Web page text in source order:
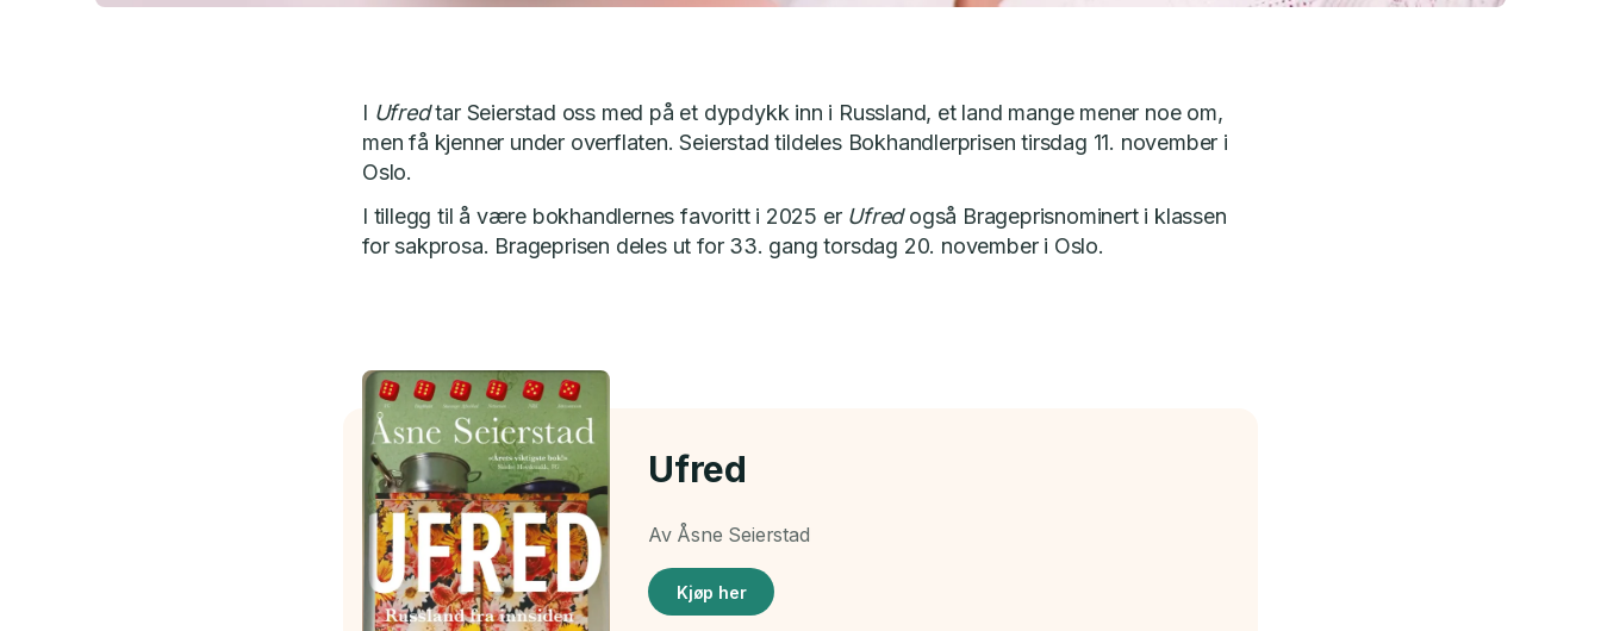
I Ufredtar Seierstad oss med på et dypdykk inn i Russland, et land mange mener noe om,
men få kjenner under overflaten. Seierstad tildeles Bokhandlerprisen tirsdag 11. november i
Oslo.
I tillegg til å være bokhandlernes favoritt i 2025 er Ufredogså Brageprisnominert i klassen
for sakprosa. Brageprisen deles ut for 33. gang torsdag 20. november i Oslo.
Ufred
Av Åsne Seierstad
Kjøp her